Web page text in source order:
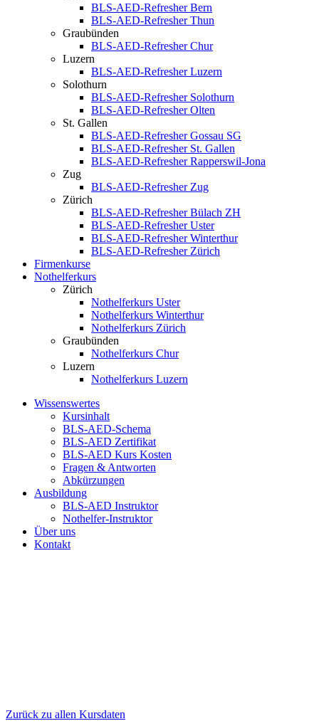
BLS-AED-Refresher Bern
BLS-AED-Refresher Thun
Graubünden
BLS-AED-Refresher Chur
Luzern
BLS-AED-Refresher Luzern
Solothurn
BLS-AED-Refresher Solothurn
BLS-AED-Refresher Olten
St. Gallen
BLS-AED-Refresher Gossau SG
BLS-AED-Refresher St. Gallen
BLS-AED-Refresher Rapperswil-Jona
Zug
BLS-AED-Refresher Zug
Zürich
BLS-AED-Refresher Bülach ZH
BLS-AED-Refresher Uster
BLS-AED-Refresher Winterthur
BLS-AED-Refresher Zürich
Firmenkurse
Nothelferkurs
Zürich
Nothelferkurs Uster
Nothelferkurs Winterthur
Nothelferkurs Zürich
Graubünden
Nothelferkurs Chur
Luzern
Nothelferkurs Luzern
Wissenswertes
Kursinhalt
BLS-AED-Schema
BLS-AED Zertifikat
BLS-AED Kurs Kosten
Fragen & Antworten
Abkürzungen
Ausbildung
BLS-AED Instruktor
Nothelfer-Instruktor
Über uns
Kontakt
Zurück zu allen Kursdaten